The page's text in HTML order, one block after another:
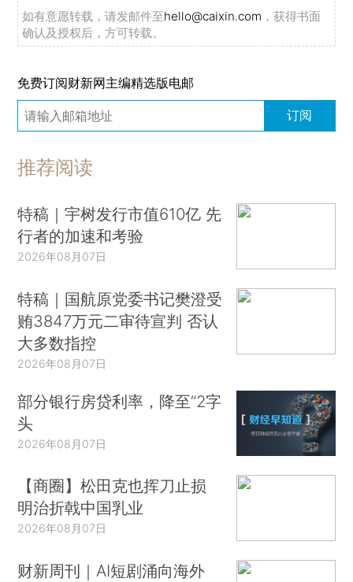
如有意愿转载，请发邮件至hello@caixin.com ，获得书面
确认及授权后，方可转载。
免费订阅财新网主编精选版电邮
订阅
推荐阅读
特稿｜宇树发行市值610亿 先
行者的加速和考验
2026年08月07日
特稿｜国航原党委书记樊澄受
贿3847万元二审待宣判 否认
大多数指控
2026年08月07日
部分银行房贷利率，降至“2字
头
2026年08月07日
【商圈】松田克也挥刀止损
明治折戟中国乳业
2026年08月07日
财新周刊｜AI短剧涌向海外